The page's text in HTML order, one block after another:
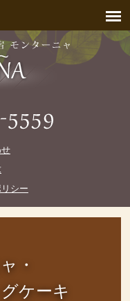
シー
・
ケーキ